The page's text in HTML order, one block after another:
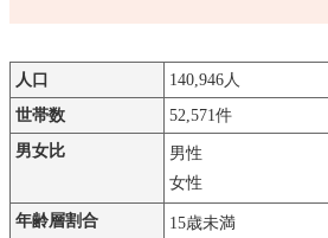
人口
140,946人
世帯数
52,571件
男女比
男性
女性
年齢層割合
15歳未満